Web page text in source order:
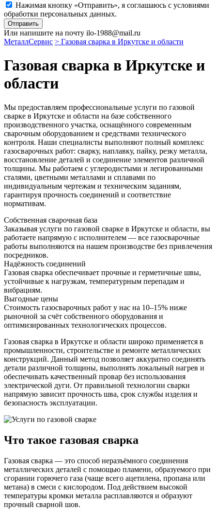
Нажимая кнопку «Отправить», я соглашаюсь с условиями
обработки персональных данных.
Отправить
Или напишите на почту ilo-1988@mail.ru
МеталлСервис > Газовая сварка в Иркутске и области
Газовая сварка в Иркутске и
области
Мы предоставляем профессиональные услуги по газовой
сварке в Иркутске и области на базе собственного
производственного участка, оснащённого современным
сварочным оборудованием и средствами технического
контроля. Наши специалисты выполняют полный комплекс
газосварочных работ: сварку, наплавку, пайку, резку металла,
восстановление деталей и соединение элементов различной
толщины. Мы работаем с углеродистыми и легированными
сталями, цветными металлами и сплавами по
индивидуальным чертежам и техническим заданиям,
гарантируя прочность соединений и соответствие
нормативам.
Собственная сварочная база
Заказывая услуги по газовой сварке в Иркутске и области, вы
работаете напрямую с исполнителем — все газосварочные
работы выполняются на нашем производстве без привлечения
посредников.
Надёжность соединений
Газовая сварка обеспечивает прочные и герметичные швы,
устойчивые к нагрузкам, температурным перепадам и
вибрациям.
Выгодные цены
Стоимость газосварочных работ у нас на 10–15% ниже
рыночной за счёт собственного оборудования и
оптимизированных технологических процессов.
Газовая сварка в Иркутске и области широко применяется в
промышленности, строительстве и ремонте металлических
конструкций. Данный метод позволяет аккуратно соединять
детали различной толщины, выполнять локальный нагрев и
обеспечивать качественный провар без использования
электрической дуги. От правильной технологии сварки
напрямую зависит прочность шва, срок службы изделия и
безопасность эксплуатации.
Что такое газовая сварка
Газовая сварка — это способ неразъёмного соединения
металлических деталей с помощью пламени, образуемого при
сгорании горючего газа (чаще всего ацетилена, пропана или
метана) в смеси с кислородом. Под действием высокой
температуры кромки металла расплавляются и образуют
прочный сварной шов.